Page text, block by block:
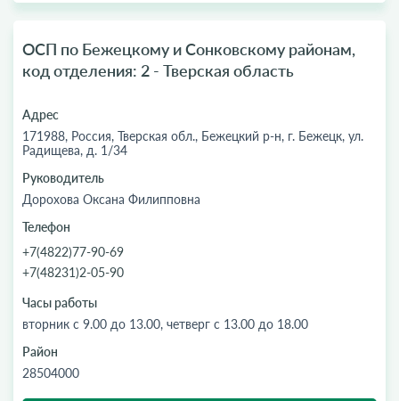
ОСП по Бежецкому и Сонковскому районам,
код отделения: 2 - Тверская область
Адрес
171988, Россия, Тверская обл., Бежецкий р-н, г. Бежецк, ул.
Радищева, д. 1/34
Руководитель
Дорохова Оксана Филипповна
Телефон
+7(4822)77-90-69
+7(48231)2-05-90
Часы работы
вторник с 9.00 до 13.00, четверг с 13.00 до 18.00
Район
28504000